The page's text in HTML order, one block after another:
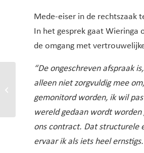
Mede-eiser in de rechtszaak
In het gesprek gaat Wieringa
de omgang met
“De ongeschreven afspraak
alleen niet zorgvuldig mee
gemonitord worden, ik wil
wereld gedaan wordt worden
ons contract. Dat structurele
ervaar ik als iets heel
“De gedachte dat alle
burgers potentiële
fraudeurs zijn, zit in